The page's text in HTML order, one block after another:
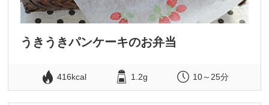
うきうきパンケーキのお弁当
416kcal 1.2g 10～25分